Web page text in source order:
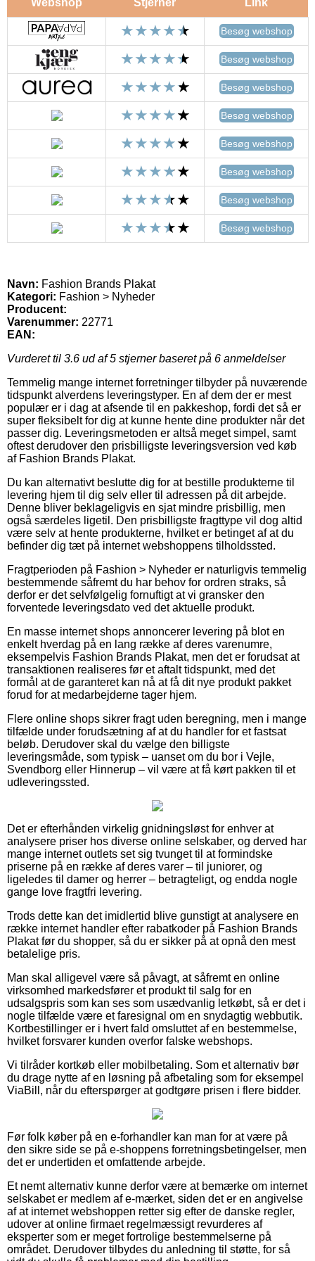
Besøg webshop
Besøg webshop
Besøg webshop
Besøg webshop
Besøg webshop
Besøg webshop
Besøg webshop
Besøg webshop
Navn: Fashion Brands Plakat
Kategori: Fashion > Nyheder
Producent:
Varenummer: 22771
EAN:
Vurderet til 3.6 ud af 5 stjerner baseret på 6 anmeldelser
Temmelig mange internet forretninger tilbyder på nuværende
tidspunkt alverdens leveringstyper. En af dem der er mest
populær er i dag at afsende til en pakkeshop, fordi det så er
super fleksibelt for dig at kunne hente dine produkter når det
passer dig. Leveringsmetoden er altså meget simpel, samt
oftest derudover den prisbilligste leveringsversion ved køb
af Fashion Brands Plakat.
Du kan alternativt beslutte dig for at bestille produkterne til
levering hjem til dig selv eller til adressen på dit arbejde.
Denne bliver beklageligvis en sjat mindre prisbillig, men
også særdeles ligetil. Den prisbilligste fragttype vil dog altid
være selv at hente produkterne, hvilket er betinget af at du
befinder dig tæt på internet webshoppens tilholdssted.
Fragtperioden på Fashion > Nyheder er naturligvis temmelig
bestemmende såfremt du har behov for ordren straks, så
derfor er det selvfølgelig fornuftigt at vi gransker den
forventede leveringsdato ved det aktuelle produkt.
En masse internet shops annoncerer levering på blot en
enkelt hverdag på en lang række af deres varenumre,
eksempelvis Fashion Brands Plakat, men det er forudsat at
transaktionen realiseres før et aftalt tidspunkt, med det
formål at de garanteret kan nå at få dit nye produkt pakket
forud for at medarbejderne tager hjem.
Flere online shops sikrer fragt uden beregning, men i mange
tilfælde under forudsætning af at du handler for et fastsat
beløb. Derudover skal du vælge den billigste
leveringsmåde, som typisk – uanset om du bor i Vejle,
Svendborg eller Hinnerup – vil være at få kørt pakken til et
udleveringssted.
Det er efterhånden virkelig gnidningsløst for enhver at
analysere priser hos diverse online selskaber, og derved har
mange internet outlets set sig tvunget til at formindske
priserne på en række af deres varer – til juniorer, og
ligeledes til damer og herrer – betragteligt, og endda nogle
gange love fragtfri levering.
Trods dette kan det imidlertid blive gunstigt at analysere en
række internet handler efter rabatkoder på Fashion Brands
Plakat før du shopper, så du er sikker på at opnå den mest
betalelige pris.
Man skal alligevel være så påvagt, at såfremt en online
virksomhed markedsfører et produkt til salg for en
udsalgspris som kan ses som usædvanlig letkøbt, så er det i
nogle tilfælde være et faresignal om en snydagtig webbutik.
Kortbestillinger er i hvert fald omsluttet af en bestemmelse,
hvilket forsvarer kunden overfor falske webshops.
Vi tilråder kortkøb eller mobilbetaling. Som et alternativ bør
du drage nytte af en løsning på afbetaling som for eksempel
ViaBill, når du efterspørger at godtgøre prisen i flere bidder.
Før folk køber på en e-forhandler kan man for at være på
den sikre side se på e-shoppens forretningsbetingelser, men
det er undertiden et omfattende arbejde.
Et nemt alternativ kunne derfor være at bemærke om internet
selskabet er medlem af e-mærket, siden det er en angivelse
af at internet webshoppen retter sig efter de danske regler,
udover at online firmaet regelmæssigt revurderes af
eksperter som er meget fortrolige bestemmelserne på
området. Derudover tilbydes du anledning til støtte, for så